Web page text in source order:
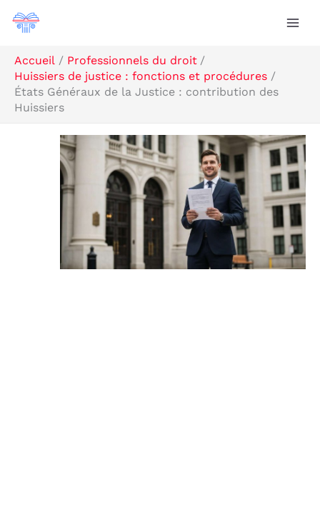
Aller
Accueil
Professionnels du droit
Huissiers de justice : fonctions et procédures
États Généraux de la Justice : contribution des
Huissiers
R
e
c
h
e